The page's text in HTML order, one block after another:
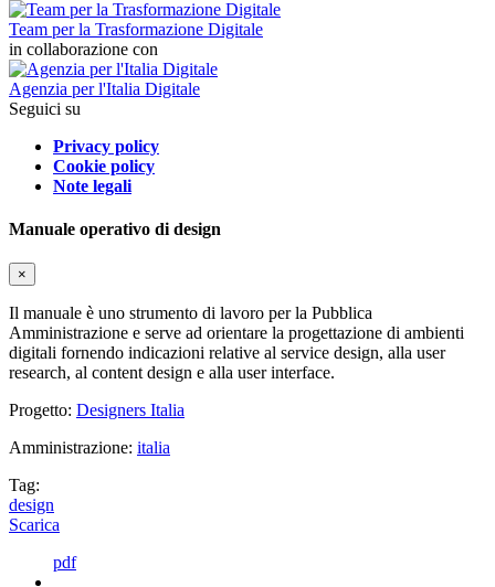
Team per la Trasformazione Digitale
in collaborazione con
Agenzia per l'Italia Digitale
Seguici su
Privacy policy
Cookie policy
Note legali
Manuale operativo di design
×
Il manuale è uno strumento di lavoro per la Pubblica
Amministrazione e serve ad orientare la progettazione di ambienti
digitali fornendo indicazioni relative al service design, alla user
research, al content design e alla user interface.
Progetto: Designers Italia
Amministrazione: italia
Tag:
design
Scarica
pdf